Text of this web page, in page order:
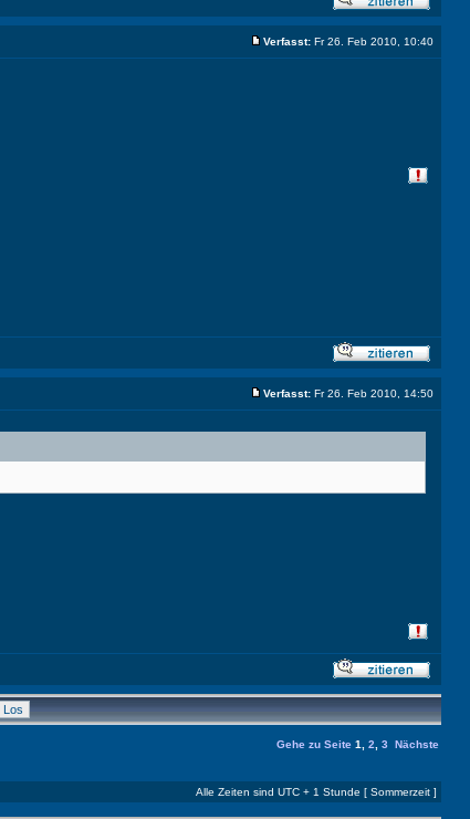
Verfasst: Fr 26. Feb 2010, 10:40
Verfasst: Fr 26. Feb 2010, 14:50
Gehe zu Seite 1 2 3 Nächste
Alle Zeiten sind UTC + 1 Stunde [ Sommerzeit ]